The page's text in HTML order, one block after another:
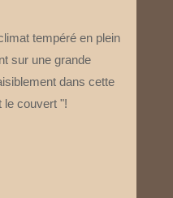
tempéré en plein
sur une grande
dans cette
le couvert "!